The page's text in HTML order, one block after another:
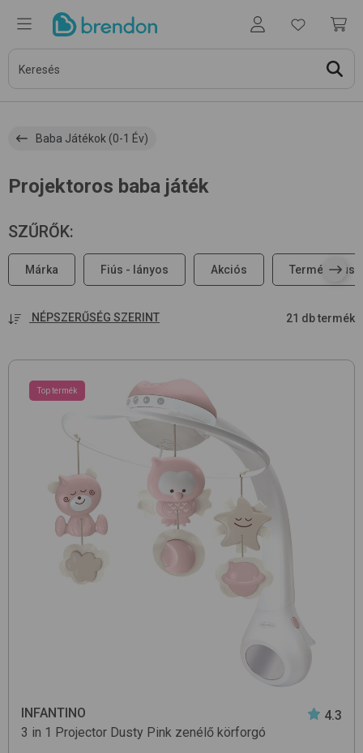
Baba Játékok (0-1 Év)
Projektoros baba játék
SZŰRŐK:
Márka Fiús - lányos Akciós Terméktípus
NÉPSZERŰSÉG SZERINT 21 db termék
Top termék
INFANTINO
4.3
3 in 1 Projector Dusty Pink zenélő körforgó